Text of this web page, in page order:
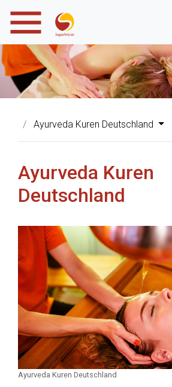
Ayurveda Kuren Deutschland
Ayurveda Kuren
Deutschland
Ayurveda Kuren Deutschland